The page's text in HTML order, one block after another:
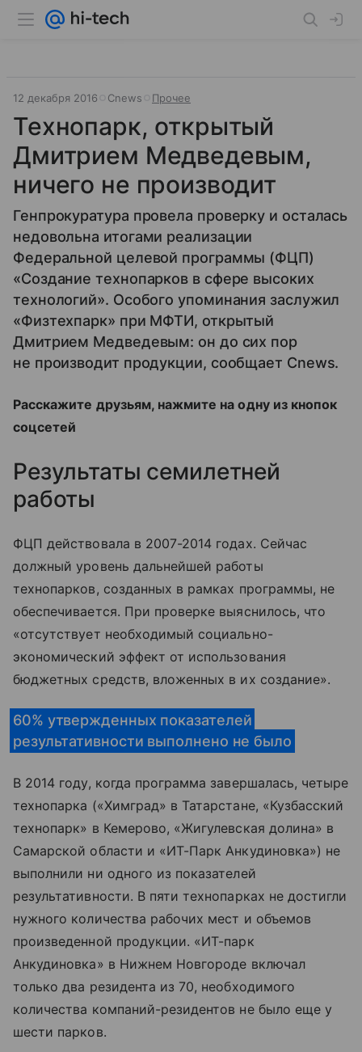
12 декабря 2016 Cnews Прочее
Технопарк, открытый
Дмитрием Медведевым,
ничего не производит
Генпрокуратура провела проверку и осталась
недовольна итогами реализации
Федеральной целевой программы (ФЦП)
«Создание технопарков в сфере высоких
технологий». Особого упоминания заслужил
«Физтехпарк» при МФТИ, открытый
Дмитрием Медведевым: он до сих пор
не производит продукции, сообщает Cnews.
Расскажите друзьям, нажмите на одну из кнопок
соцсетей
Результаты семилетней
работы
ФЦП действовала в 2007-2014 годах. Сейчас
должный уровень дальнейшей работы
технопарков, созданных в рамках программы, не
обеспечивается. При проверке выяснилось, что
«отсутствует необходимый социально-
экономический эффект от использования
бюджетных средств, вложенных в их создание».
60% утвержденных показателей
результативности выполнено не было
В 2014 году, когда программа завершалась, четыре
технопарка («Химград» в Татарстане, «Кузбасский
технопарк» в Кемерово, «Жигулевская долина» в
Самарской области и «ИТ-Парк Анкудиновка») не
выполнили ни одного из показателей
результативности. В пяти технопарках не достигли
нужного количества рабочих мест и объемов
произведенной продукции. «ИТ-парк
Анкудиновка» в Нижнем Новгороде включал
только два резидента из 70, необходимого
количества компаний-резидентов не было еще у
шести парков.